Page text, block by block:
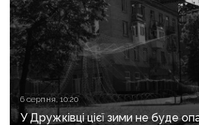
6 серпня, 10:20
У Дружківці цієї зими не буде